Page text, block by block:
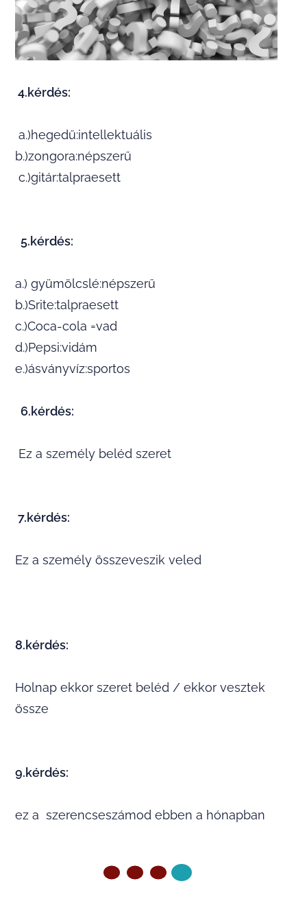
4.kérdés:
a.)hegedű:intellektuális
b.)zongora:népszerű
c.)gitár:talpraesett
5.kérdés:
a.) gyümölcslé:népszerű
b.)Srite:talpraesett
c.)Coca-cola =vad
d.)Pepsi:vidám
e.)ásványvíz:sportos
6.kérdés:
Ez a személy beléd szeret
7.kérdés:
Ez a személy összeveszik veled
8.kérdés:
Holnap ekkor szeret beléd / ekkor vesztek
össze
9.kérdés:
ez a szerencseszámod ebben a hónapban